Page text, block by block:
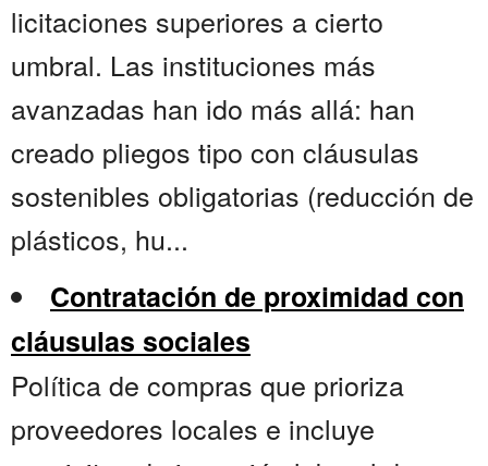
licitaciones superiores a cierto
umbral. Las instituciones más
avanzadas han ido más allá: han
creado pliegos tipo con cláusulas
sostenibles obligatorias (reducción de
plásticos, hu...
Contratación de proximidad con
cláusulas sociales
Política de compras que prioriza
proveedores locales e incluye